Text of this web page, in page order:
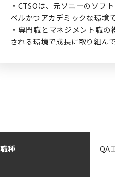
・CTSOは、元ソニーのソフ
ベルかつアカデミックな環境
・専門職とマネジメント職
される環境で成長に取り組ん
職種 QA